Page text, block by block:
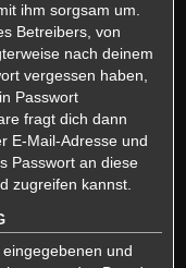
ihm sorgsam um.
Betreibers, von
nach deinem
vergessen haben,
Passwort
fragt dich dann
E-Mail-Adresse und
Passwort an diese
zugreifen kannst.
und